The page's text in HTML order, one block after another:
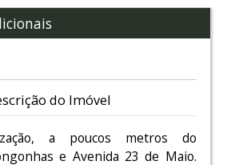
do Imóvel
a poucos metros do
e Avenida 23 de Maio.